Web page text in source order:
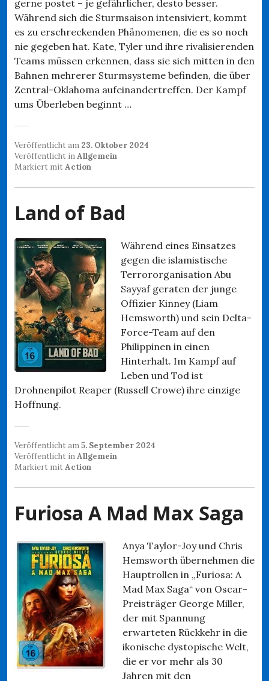
gerne postet – je gefährlicher, desto besser.
Während sich die Sturmsaison intensiviert, kommt
es zu erschreckenden Phänomenen, die es so noch
nie gegeben hat. Kate, Tyler und ihre rivalisierenden
Teams müssen erkennen, dass sie sich mitten in den
Bahnen mehrerer Sturmsysteme befinden, die über
Zentral-Oklahoma aufeinandertreffen. Der Kampf
ums Überleben beginnt …
Veröffentlicht am 23. Oktober 2024
Veröffentlicht inAllgemein
Markiert mitAction
Land of Bad
Während eines Einsatzes
gegen die islamistische
Terrororganisation Abu
Sayyaf geraten der junge
Offizier Kinney (Liam
Hemsworth) und sein Delta-
Force-Team auf den
Philippinen in einen
Hinterhalt. Im Kampf auf
Leben und Tod ist
Drohnenpilot Reaper (Russell Crowe) ihre einzige
Hoffnung.
Veröffentlicht am5. September 2024
Veröffentlicht inAllgemein
Markiert mitAction
Furiosa A Mad Max Saga
Anya Taylor-Joy und Chris
Hemsworth übernehmen die
Hauptrollen in „Furiosa: A
Mad Max Saga“ von Oscar-
Preisträger George Miller,
der mit Spannung
erwarteten Rückkehr in die
ikonische dystopische Welt,
die er vor mehr als 30
Jahren mit den